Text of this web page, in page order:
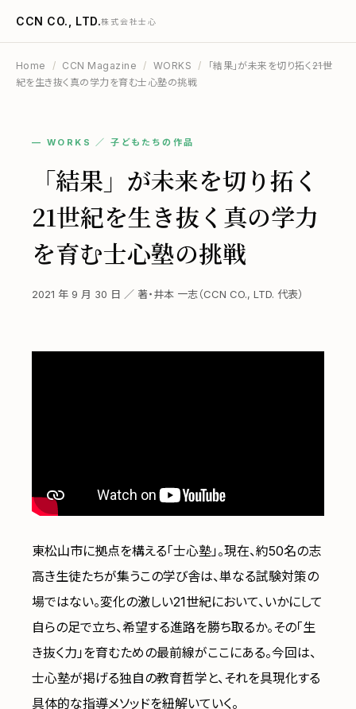
CCN CO., LTD.株式会社士心
Home / CCN Magazine / WORKS /
「結果」が未来を切り拓く――21世
紀を生き抜く真の学力を育む士心塾の挑戦
— WORKS ／ 子どもたちの作品
「結果」が未来を切り拓く
――21世紀を生き抜く真の学力
を育む士心塾の挑戦
2021 年 9 月 30 日 ／ 著・井本 一志（CCN CO., LTD. 代表）
東松山市に拠点を構える「士心塾」。現在、約50名の志
高き生徒たちが集うこの学び舎は、単なる試験対策の
場ではない。変化の激しい21世紀において、いかにして
自らの足で立ち、希望する進路を勝ち取るか。その「生
き抜く力」を育むための最前線がここにある。今回は、
士心塾が掲げる独自の教育哲学と、それを具現化する
具体的な指導メソッドを紐解いていく。